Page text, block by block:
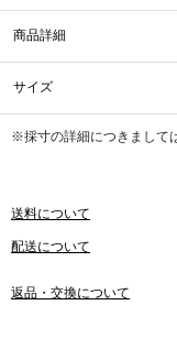
商品詳細
サイズ
※採寸の詳細につきまして
送料について
配送について
返品・交換について